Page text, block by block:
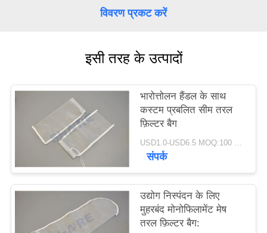
समाचार
एक
विवरण प्रकट करें
इसी तरह के उत्पादों
भारोत्तोलन हैंडल के साथ
कस्टम प्रबलित सीम तरल
फ़िल्टर बैग
USD1.0-USD6.5 MOQ:100 पीसी
संपर्क
उद्योग निस्पंदन के लिए
मुहरबंद मोनोफिलामेंट मेष
तरल फ़िल्टर बैग: